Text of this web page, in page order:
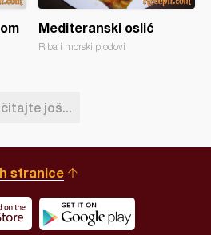
Mediteranski oslić
Riba i morski plodovi
još...
stranice